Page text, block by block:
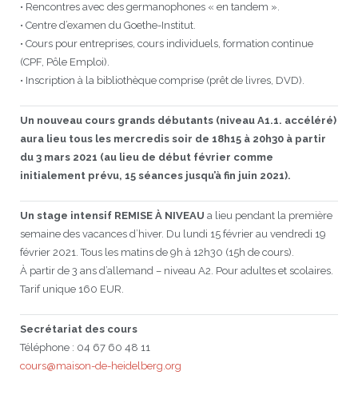
• Rencontres avec des germanophones « en tandem ».
• Centre d’examen du Goethe-Institut.
• Cours pour entreprises, cours individuels, formation continue
(CPF, Pôle Emploi).
• Inscription à la bibliothèque comprise (prêt de livres, DVD).
Un nouveau cours grands débutants (niveau A1.1. accéléré)
aura lieu tous les mercredis soir de 18h15 à 20h30 à partir
du 3 mars 2021 (au lieu de début février comme
initialement prévu, 15 séances jusqu’à fin juin 2021).
Un stage intensif REMISE À NIVEAU a lieu pendant la première
semaine des vacances d’hiver. Du lundi 15 février au vendredi 19
février 2021. Tous les matins de 9h à 12h30 (15h de cours).
À partir de 3 ans d’allemand – niveau A2. Pour adultes et scolaires.
Tarif unique 160 EUR.
Secrétariat des cours
Téléphone : 04 67 60 48 11
cours@maison-de-heidelberg.org